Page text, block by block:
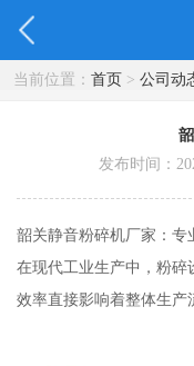
当前位置： 首页> 公司动
发布时间：
韶关静音粉碎机厂家：
在现代工业生产中，粉
效率直接影响着整体生产